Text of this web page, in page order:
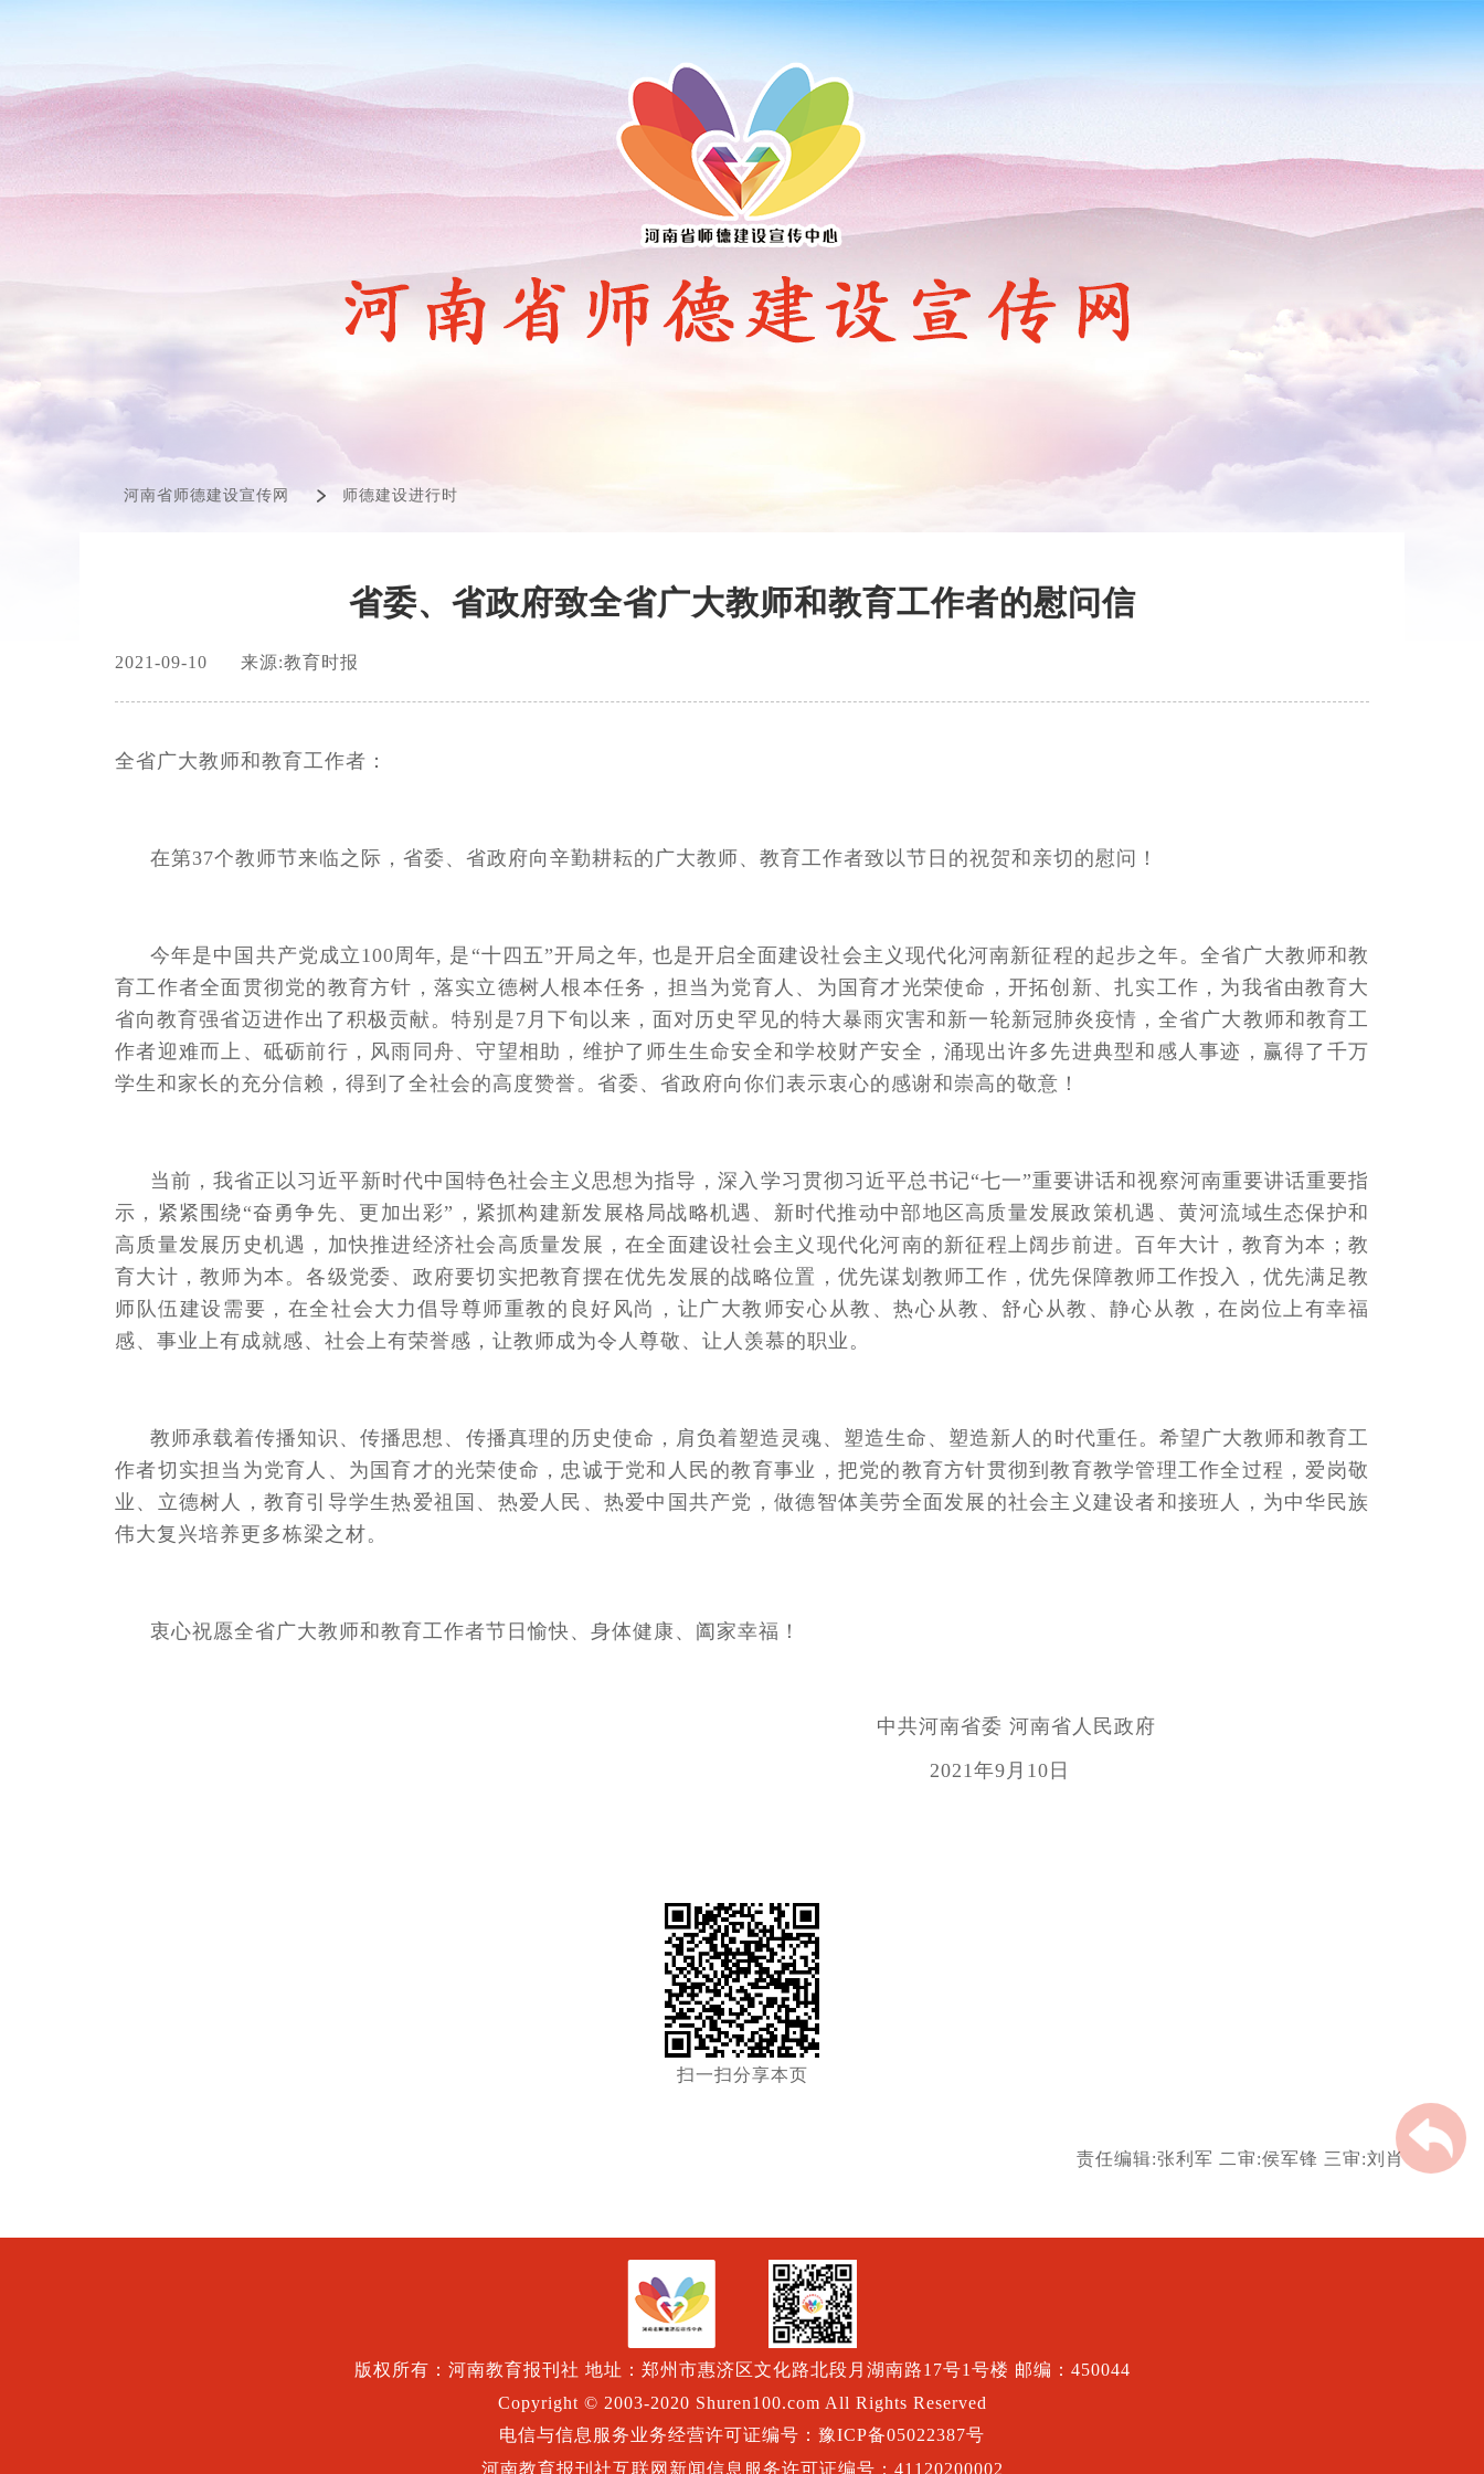
河南省师德建设宣传网 师德建设进行时
省委、省政府致全省广大教师和教育工作者的慰问信
2021-09-10 来源:教育时报
全省广大教师和教育工作者：
在第37个教师节来临之际，省委、省政府向辛勤耕耘的广大教师、教育工作者致以节日的祝贺和亲切的慰问！
今年是中国共产党成立100周年, 是“十四五”开局之年, 也是开启全面建设社会主义现代化河南新征程的起步之年。全省广大教师和教
育工作者全面贯彻党的教育方针，落实立德树人根本任务，担当为党育人、为国育才光荣使命，开拓创新、扎实工作，为我省由教育大
省向教育强省迈进作出了积极贡献。特别是7月下旬以来，面对历史罕见的特大暴雨灾害和新一轮新冠肺炎疫情，全省广大教师和教育工
作者迎难而上、砥砺前行，风雨同舟、守望相助，维护了师生生命安全和学校财产安全，涌现出许多先进典型和感人事迹，赢得了千万
学生和家长的充分信赖，得到了全社会的高度赞誉。省委、省政府向你们表示衷心的感谢和崇高的敬意！
当前，我省正以习近平新时代中国特色社会主义思想为指导，深入学习贯彻习近平总书记“七一”重要讲话和视察河南重要讲话重要指
示，紧紧围绕“奋勇争先、更加出彩”，紧抓构建新发展格局战略机遇、新时代推动中部地区高质量发展政策机遇、黄河流域生态保护和
高质量发展历史机遇，加快推进经济社会高质量发展，在全面建设社会主义现代化河南的新征程上阔步前进。百年大计，教育为本；教
育大计，教师为本。各级党委、政府要切实把教育摆在优先发展的战略位置，优先谋划教师工作，优先保障教师工作投入，优先满足教
师队伍建设需要，在全社会大力倡导尊师重教的良好风尚，让广大教师安心从教、热心从教、舒心从教、静心从教，在岗位上有幸福
感、事业上有成就感、社会上有荣誉感，让教师成为令人尊敬、让人羡慕的职业。
教师承载着传播知识、传播思想、传播真理的历史使命，肩负着塑造灵魂、塑造生命、塑造新人的时代重任。希望广大教师和教育工
作者切实担当为党育人、为国育才的光荣使命，忠诚于党和人民的教育事业，把党的教育方针贯彻到教育教学管理工作全过程，爱岗敬
业、立德树人，教育引导学生热爱祖国、热爱人民、热爱中国共产党，做德智体美劳全面发展的社会主义建设者和接班人，为中华民族
伟大复兴培养更多栋梁之材。
衷心祝愿全省广大教师和教育工作者节日愉快、身体健康、阖家幸福！
中共河南省委 河南省人民政府
2021年9月10日
扫一扫分享本页
责任编辑:张利军 二审:侯军锋 三审:刘肖
版权所有：河南教育报刊社 地址：郑州市惠济区文化路北段月湖南路17号1号楼 邮编：450044
Copyright © 2003-2020 Shuren100.com All Rights Reserved
电信与信息服务业务经营许可证编号：豫ICP备05022387号
河南教育报刊社互联网新闻信息服务许可证编号：41120200002